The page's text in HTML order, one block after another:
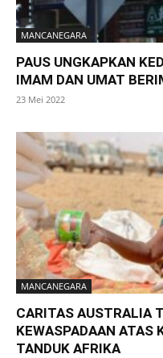
MANCANEGARA
PAUS UNGKAPKAN
IMAM DAN UMAT
23 Mei 2022
MANCANEGARA
CARITAS AUSTRALIA
KEWASPADAAN ATAS
TANDUK AFRIKA